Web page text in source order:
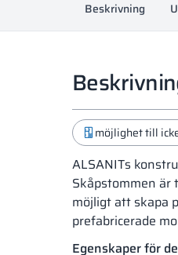
Beskrivning
möjlighet till
ALSANITs
Skåpstommen är
möjligt att skapa
prefabricerade
Egenskaper för